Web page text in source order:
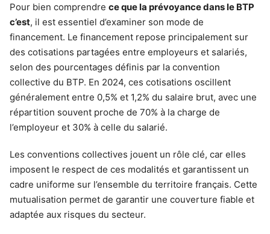
Pour bien comprendre ce que la prévoyance dans le BTP
c’est, il est essentiel d’examiner son mode de
financement. Le financement repose principalement sur
des cotisations partagées entre employeurs et salariés,
selon des pourcentages définis par la convention
collective du BTP. En 2024, ces cotisations oscillent
généralement entre 0,5% et 1,2% du salaire brut, avec une
répartition souvent proche de 70% à la charge de
l’employeur et 30% à celle du salarié.
Les conventions collectives jouent un rôle clé, car elles
imposent le respect de ces modalités et garantissent un
cadre uniforme sur l’ensemble du territoire français. Cette
mutualisation permet de garantir une couverture fiable et
adaptée aux risques du secteur.